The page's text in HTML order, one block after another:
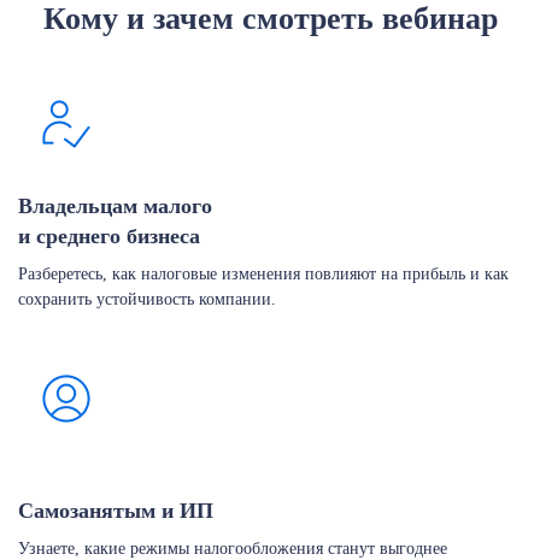
Кому и зачем смотреть вебинар
Владельцам малого
и среднего бизнеса
Разберетесь, как налоговые изменения повлияют на прибыль и как
сохранить устойчивость компании.
Самозанятым и ИП
Узнаете, какие режимы налогообложения станут выгоднее